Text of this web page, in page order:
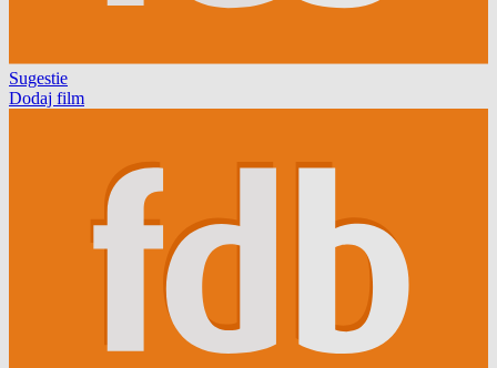
Sugestie
Dodaj film